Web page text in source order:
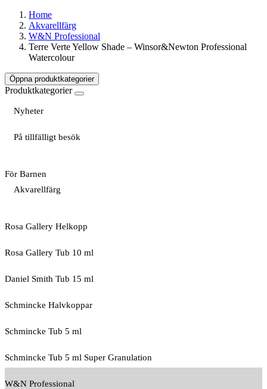
Home
Akvarellfärg
W&N Professional
Terre Verte Yellow Shade – Winsor&Newton Professional
Watercolour
Öppna produktkategorier
Produktkategorier
Nyheter
På tillfälligt besök
För Barnen
Akvarellfärg
Rosa Gallery Helkopp
Rosa Gallery Tub 10 ml
Daniel Smith Tub 15 ml
Schmincke Halvkoppar
Schmincke Tub 5 ml
Schmincke Tub 5 ml Super Granulation
W&N Professional